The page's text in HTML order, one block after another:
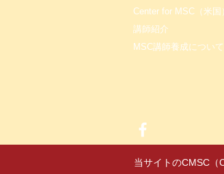
Center for MSC（米国
講師紹介
MSC講師養成について
当サイトのCMSC（